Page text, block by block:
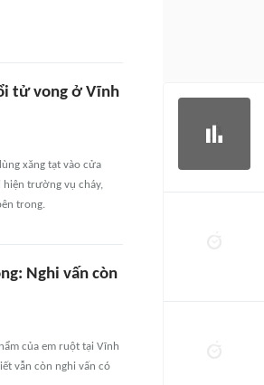
tử vong ở Vĩnh
xăng tạt vào cửa
hiện trường vụ cháy,
trong.
Nghi vấn còn
của em ruột tại Vĩnh
vẫn còn nghi vấn có